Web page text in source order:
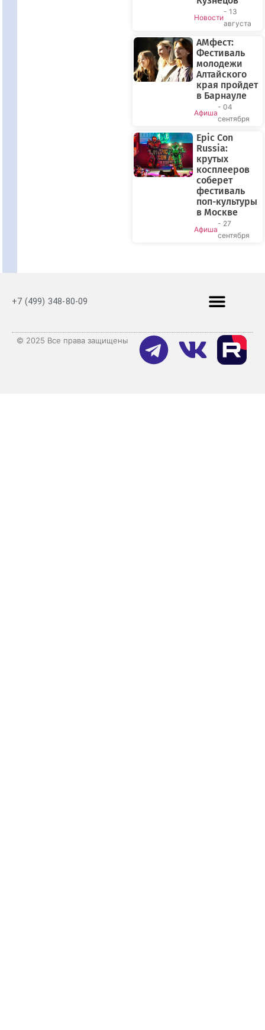
Новости
- 13
августа
АМфест:
Фестиваль
молодежи
Алтайского
края пройдет
в Барнауле
Афиша
- 04
сентября
Epic Con
Russia:
крутых
косплееров
соберет
фестиваль
поп-культуры
в Москве
Афиша
- 27
сентября
+7 (499) 348-80-09
© 2025 Все права защищены